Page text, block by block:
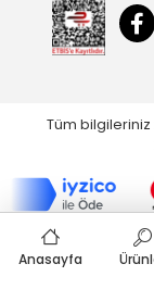
Tüm bilgileriniz
Anasayfa